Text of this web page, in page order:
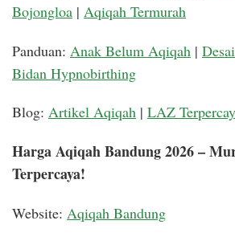
Bojongloa | Aqiqah Termurah
Panduan: Anak Belum Aqiqah |
Bidan Hypnobirthing
Blog: Artikel Aqiqah | LAZ
Harga Aqiqah Bandung 2026 –
Terpercaya!
Website: Aqiqah Bandung